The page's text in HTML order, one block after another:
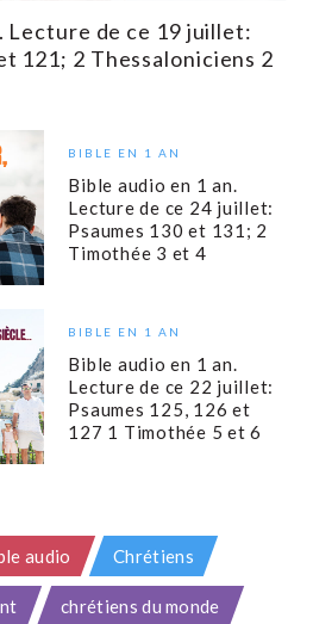
Lecture de ce 19 juillet:
121; 2 Thessaloniciens 2
BIBLE EN 1 AN
Bible audio en 1 an.
Lecture de ce 24 juillet:
Psaumes 130 et 131; 2
Timothée 3 et 4
BIBLE EN 1 AN
Bible audio en 1 an.
Lecture de ce 22 juillet:
Psaumes 125, 126 et
127 1 Timothée 5 et 6
audio Chrétiens
chrétiens du monde